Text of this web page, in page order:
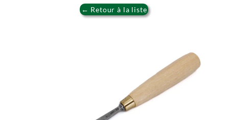
← Retour à la liste